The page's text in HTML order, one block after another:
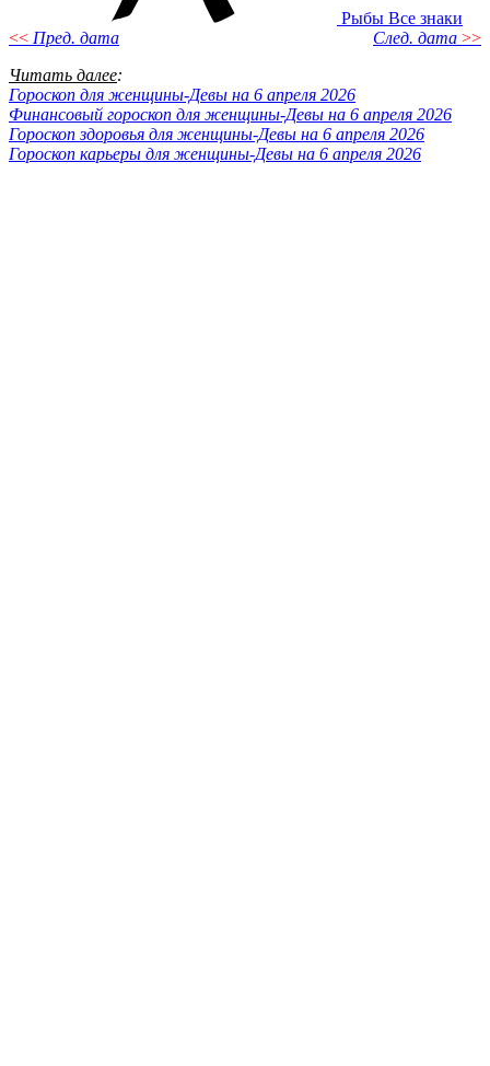
Рыбы Все знаки
<< Пред. дата След. дата >>
Читать далее:
Гороскоп для женщины-Девы на 6 апреля 2026
Финансовый гороскоп для женщины-Девы на 6 апреля 2026
Гороскоп здоровья для женщины-Девы на 6 апреля 2026
Гороскоп карьеры для женщины-Девы на 6 апреля 2026